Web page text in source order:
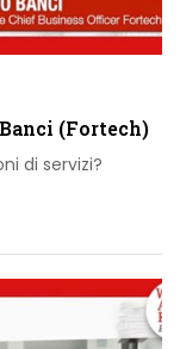
(Fortech)
di servizi?